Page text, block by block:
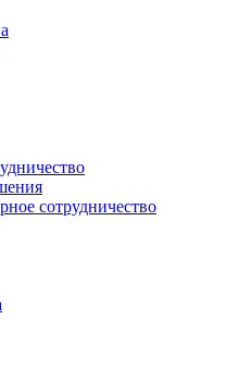
сотрудничество